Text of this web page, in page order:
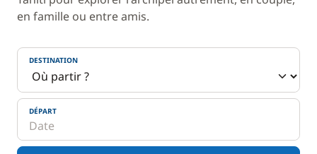
en famille ou entre amis.
DESTINATION
DÉPART